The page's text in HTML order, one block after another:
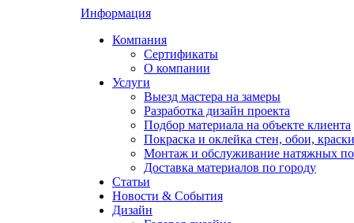
Информация
Компания
Сертификаты
О компании
Услуги
Выезд мастера на замеры
Разработка дизайн проекта
Подбор материала на объекте клиента
Покраска и оклейка стен, обои, краски
Монтаж и обслуживание натяжных
Доставка материалов по городу
Статьи
Новости & События
Дизайн